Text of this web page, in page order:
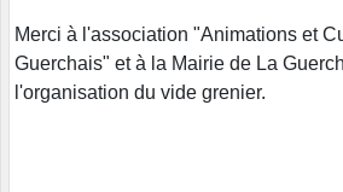
Merci à l'association "Animations et
Guerchais" et à la Mairie de La
l'organisation du vide grenier.